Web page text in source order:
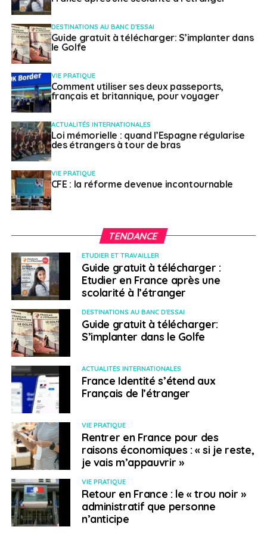
Le sous-continent latino-américain est sévèrement
attendent unplus grand soutien de la part de Paris.
SUJETS ASSOCIÉS:
LEMOYNE
A SUIVRE
La Pologne intensifie ses restrictions sanitaires
NE RATEZ PAS
STAFE : retrait des dossiers jusqu’au 30 octobre
Français à l'étranger
DESTINATIONS AU BANC D'ESSAI
Guide gratuit à télécharger: S’implanter dans
le Golfe
VIE PRATIQUE
Comment utiliser ses deux passeports,
français et britannique, pour voyager
ACTUALITÉS INTERNATIONALES
Loi mémorielle : quand l’Espagne régularise
des étrangers à tour de bras
VIE PRATIQUE
CFE : la réforme devenue incontournable
TENDANCE
ETUDIER ET TRAVAILLER
Guide gratuit à télécharger :
Etudier en France après une
scolarité à l’étranger
DESTINATIONS AU BANC D'ESSAI
Guide gratuit à télécharger:
S’implanter dans le Golfe
ACTUALITÉS INTERNATIONALES
France Identité s’étend aux
Français de l’étranger
VIE PRATIQUE
Rentrer en France pour des
raisons économiques : « si je reste,
je vais m’appauvrir »
VIE PRATIQUE
Retour en France : le « trou noir »
administratif que personne
n’anticipe